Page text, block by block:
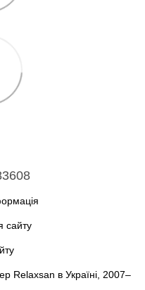
сайту
Relaxsan в Україні, 2007–